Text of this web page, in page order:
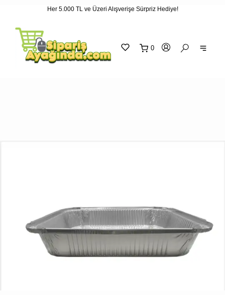
Her 5.000 TL ve Üzeri Alışverişe Sürpriz Hediye!
0
ÜRÜN
""